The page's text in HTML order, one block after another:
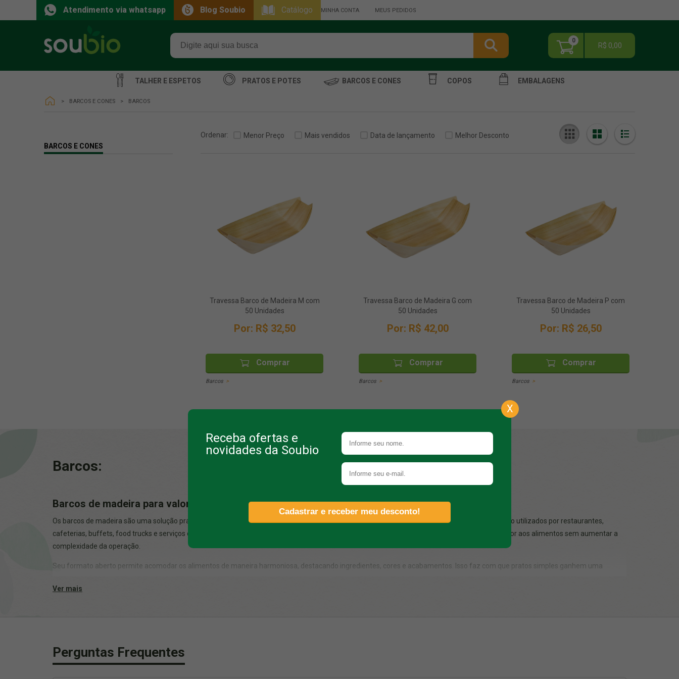
Atendimento via whatsapp Blog Soubio Catálogo MINHA CONTA MEUS PEDIDOS
0
R$ 0,00
TALHER E ESPETOS PRATOS E POTES BARCOS E CONES COPOS EMBALAGENS
BARCOS E CONES BARCOS
BARCOS E CONES
Ordenar: Menor Preço Mais vendidos Data de lançamento Melhor Desconto
Travessa Barco de Madeira M com
50 Unidades
Por: R$ 32,50
Comprar
Barcos
Travessa Barco de Madeira G com
50 Unidades
Por: R$ 42,00
Comprar
Barcos
Travessa Barco de Madeira P com
50 Unidades
Por: R$ 26,50
Comprar
Barcos
Barcos:
Barcos de madeira para valorizar a apresentação dos alimentos
Os barcos de madeira são uma solução prática para servir alimentos de forma organizada e com uma apresentação que chama a atenção. Muito utilizados por restaurantes,
cafeterias, buffets, food trucks e serviços de catering, eles transformam pequenas porções em uma experiência mais agradável, agregando valor aos alimentos sem aumentar a
complexidade da operação.
Seu formato aberto permite acomodar os alimentos de maneira harmoniosa, destacando ingredientes, cores e acabamentos. Isso faz com que pratos simples ganhem uma
Como possuem uma base firme e bordas que ajudam a acomodar os alimentos, oferecem mais estabilidade durante o serviço e facilitam o transporte até o consumidor. O
resultado é uma apresentação mais organizada e um atendimento mais eficiente, especialmente em eventos e operações com grande fluxo de clientes.
Ver mais
Perguntas Frequentes
X
Receba ofertas e
novidades da Soubio